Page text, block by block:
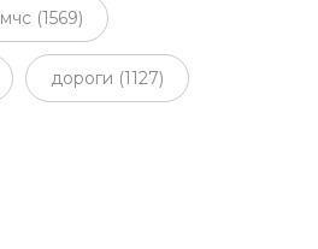
мчс (1569)
дороги (1127)